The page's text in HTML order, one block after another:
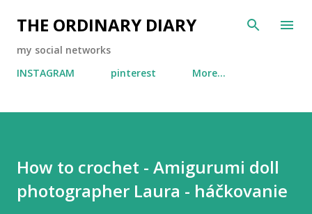
Skip to main content
THE ORDINARY DIARY
my social networks
INSTAGRAM
pinterest More…
How to crochet - Amigurumi doll
photographer Laura - háčkovanie